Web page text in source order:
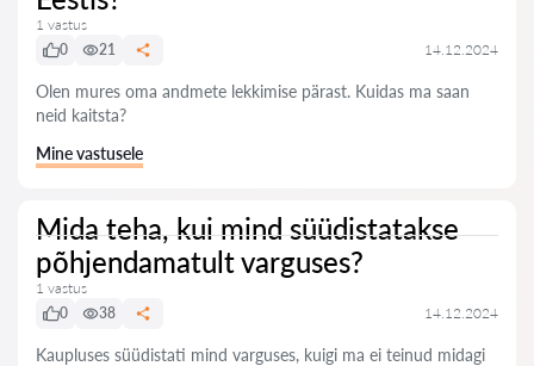
1 vastus
0
21 14.12.2024
Olen mures oma andmete lekkimise pärast. Kuidas ma saan
neid kaitsta?
Mine vastusele
Mida teha, kui mind süüdistatakse
põhjendamatult varguses?
1 vastus
0
38 14.12.2024
Kaupluses süüdistati mind varguses, kuigi ma ei teinud midagi